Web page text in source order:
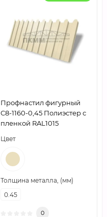
Профнастил фигурный
C8-1160-0,45 Полиэстер с
пленкой RAL1015
Цвет
Толщина металла, (мм)
0.45
0